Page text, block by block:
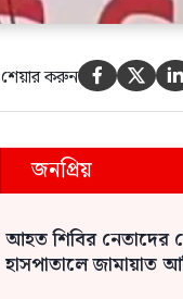
শেয়ার করুন   
জনপ্রিয়
আহত শিবির নেতাদের
হাসপাতালে জামায়াত